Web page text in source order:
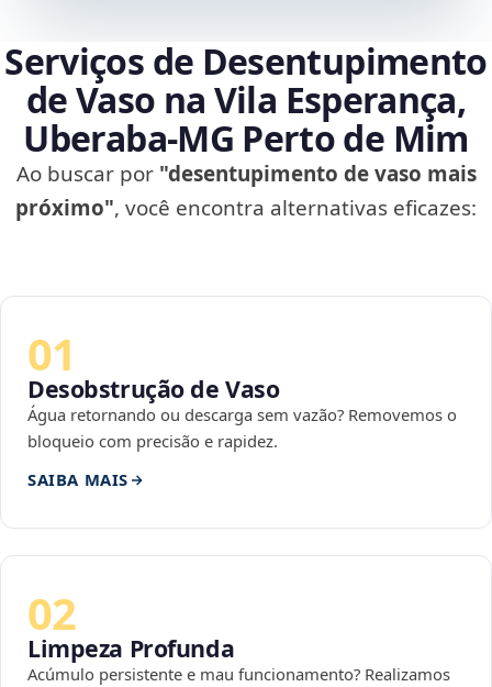
Serviços de Desentupimento
de Vaso na Vila Esperança,
Uberaba‑MG Perto de Mim
Ao buscar por "desentupimento de vaso mais
próximo", você encontra alternativas eficazes:
01
Desobstrução de Vaso
Água retornando ou descarga sem vazão? Removemos o
bloqueio com precisão e rapidez.
SAIBA MAIS
02
Limpeza Profunda
Acúmulo persistente e mau funcionamento? Realizamos